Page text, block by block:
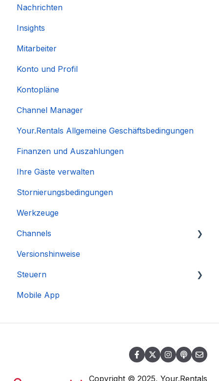
Nachrichten
Insights
Mitarbeiter
Konto und Profil
Kontopläne
Channel Manager
Your.Rentals Allgemeine Geschäftsbedingungen
Finanzen und Auszahlungen
Ihre Gäste verwalten
Stornierungsbedingungen
Werkzeuge
Channels
Integration des Accounts
Versionshinweise
Steuern
DAC 7
Mobile App
Copyright © 2025, Your.Rentals